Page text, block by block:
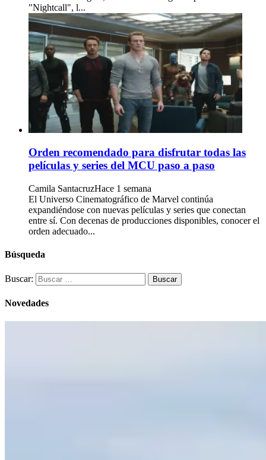
"Nightcall", l...
Orden recomendado para disfrutar todas las
películas y series del MCU paso a paso
Camila SantacruzHace 1 semana
El Universo Cinematográfico de Marvel continúa
expandiéndose con nuevas películas y series que conectan
entre sí. Con decenas de producciones disponibles, conocer el
orden adecuado...
Búsqueda
Buscar:
Novedades